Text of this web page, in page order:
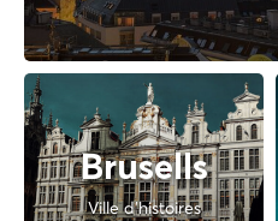
Brusells
Ville d'histoires